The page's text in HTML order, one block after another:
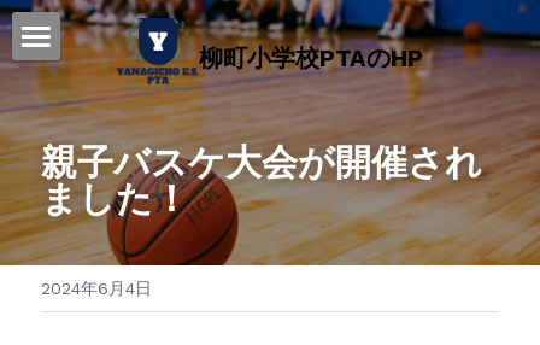
柳町小学校PTAのHP
ホーム
2025年度 年間行事予定表
柳町小PTA 活動紹介
お知らせ・ブログ
子供ビーチボール教室
親子バスケ大会が開催され
ました！
2024年6月4日